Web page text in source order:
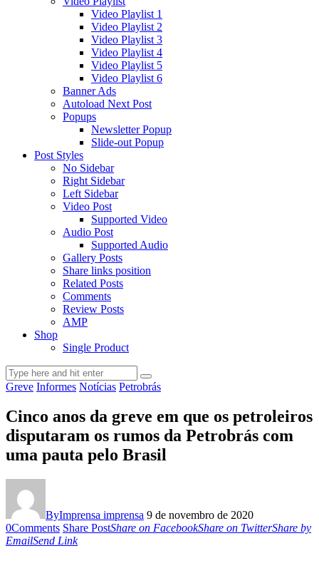
Video Playlist 1
Video Playlist 2
Video Playlist 3
Video Playlist 4
Video Playlist 5
Video Playlist 6
Banner Ads
Autoload Next Post
Popups
Newsletter Popup
Slide-out Popup
Post Styles
No Sidebar
Right Sidebar
Left Sidebar
Video Post
Supported Video
Audio Post
Supported Audio
Gallery Posts
Share links position
Related Posts
Comments
Review Posts
AMP
Shop
Single Product
Greve Informes Notícias Petrobrás
Cinco anos da greve em que os petroleiros
disputaram os rumos da Petrobrás com
uma pauta pelo Brasil
ByImprensa imprensa 9 de novembro de 2020
0Comments Share PostShare on FacebookShare on TwitterShare by
EmailSend Link